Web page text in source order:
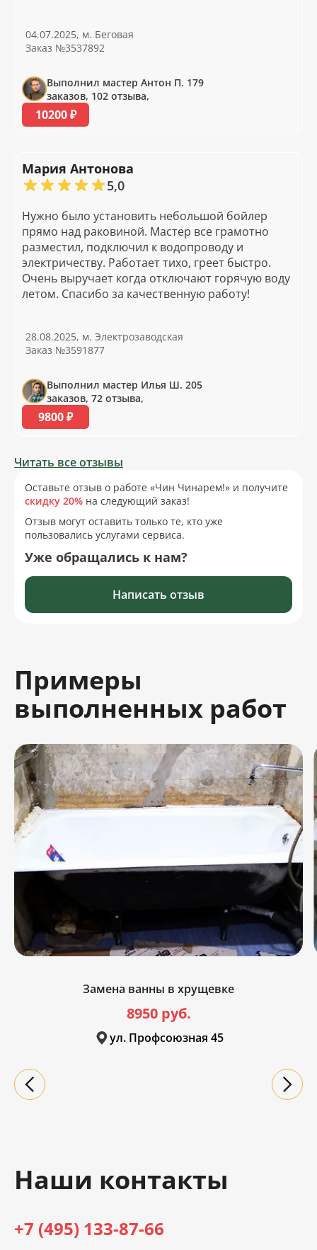
04.07.2025, м. Беговая
Заказ №3537892
Выполнил мастер Антон П. 179
заказов, 102 отзыва,
10200 ₽
Мария Антонова
5,0
Нужно было установить небольшой бойлер
прямо над раковиной. Мастер все грамотно
разместил, подключил к водопроводу и
электричеству. Работает тихо, греет быстро.
Очень выручает когда отключают горячую воду
летом. Спасибо за качественную работу!
28.08.2025, м. Электрозаводская
Заказ №3591877
Выполнил мастер Илья Ш. 205
заказов, 72 отзыва,
9800 ₽
Читать все отзывы
Оставьте отзыв о работе «Чин Чинарем!» и получите
скидку 20% на следующий заказ!
Отзыв могут оставить только те, кто уже
пользовались услугами сервиса.
Уже обращались к нам?
Написать отзыв
Примеры
выполненных работ
Замена ванны в хрущевке
8950 руб.
ул. Профсоюзная 45
Наши контакты
+7 (495) 133-87-66